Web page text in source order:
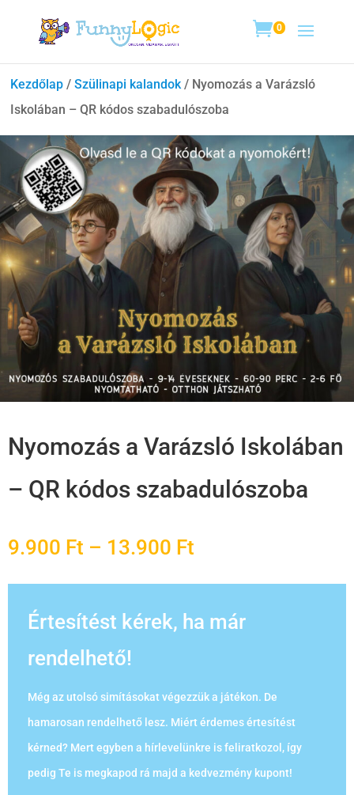
0
Kezdőlap /Szülinapi kalandok/ Nyomozás a Varázsló
Iskolában – QR kódos szabadulószoba
Nyomozás a Varázsló Iskolában
– QR kódos szabadulószoba
9.900 Ft – 13.900 Ft
13.900 Ft
Értesítést kérek, ha már
rendelhető!
Még az utolsó simításokat végezzük a játékon. De
hamarosan rendelhető lesz. Miért érdemes értesítést
kérned? Mert egyben a hírlevelünkre is feliratkozol, így
pedig Te is megkapod rá majd a kedvezmény kupont!